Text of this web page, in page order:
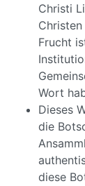
Christi
Frucht
Wort
Dieses
die
diese